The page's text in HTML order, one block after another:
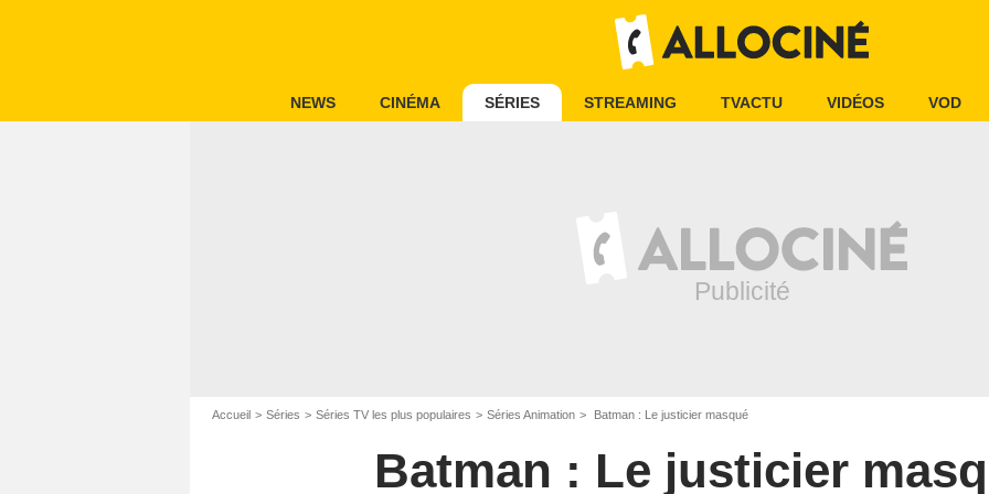
NEWS CINÉMA SÉRIES STREAMING TVACTU VIDÉOS VOD
Accueil Séries Séries TV les plus populaires Séries Animation Batman : Le justicier masqué
Batman : Le justicier